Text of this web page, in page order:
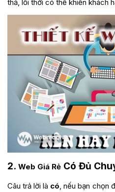
thả, lỗi thời có thể khiến khách
2. Web Giá Rẻ Có Đủ
Câu trả lời là có , nếu bạn chọn